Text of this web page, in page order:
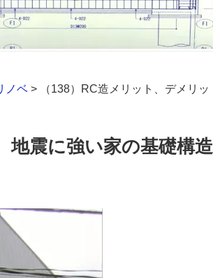
ノベ >
（138）RC造メリット、デメリッ
地震に強い家の基礎構造